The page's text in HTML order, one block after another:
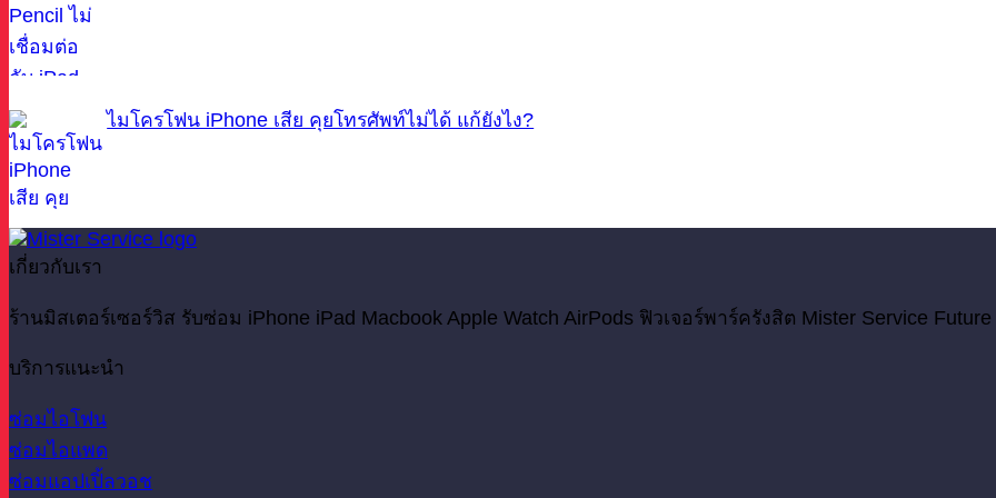
ไมโครโฟน iPhone เสีย คุยโทรศัพท์ไม่ได้ แก้ยังไง?
เกี่ยวกับเรา
ร้านมิสเตอร์เซอร์วิส รับซ่อม iPhone iPad Macbook Apple Watch AirPods ฟิวเจอร์พาร์ครังสิต Mister Service
บริการแนะนำ
ซ่อมไอโฟน
ซ่อมไอแพด
ซ่อมแอปเปิ้ลวอช